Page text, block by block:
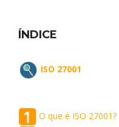
ÍNDICE
ISO 27001
O que é ISO 27001?